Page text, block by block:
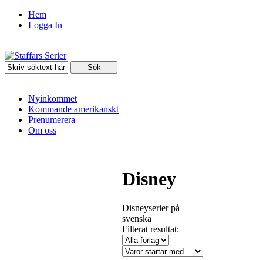
Hem
Logga In
Nyinkommet
Kommande amerikanskt
Prenumerera
Om oss
Disney
Disneyserier på
svenska
Filterat resultat: